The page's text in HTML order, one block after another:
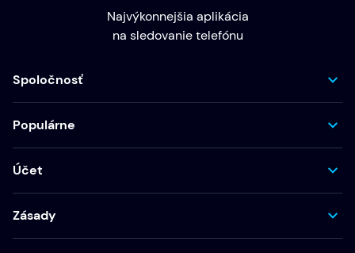
Najvýkonnejšia aplikácia
na sledovanie telefónu
Spoločnosť
Populárne
Účet
Zásady